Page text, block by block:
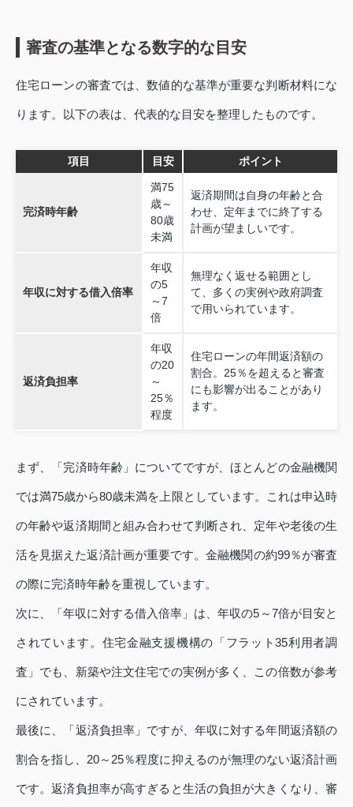
審査の基準となる数字的な目安
住宅ローンの審査では、数値的な基準が重要な判断材料にな
ります。以下の表は、代表的な目安を整理したものです。
項目 目安 ポイント
完済時年齢
満75
歳～
80歳
未満
返済期間は自身の年齢と合
わせ、定年までに終了する
計画が望ましいです。
年収に対する借入倍率
年収
の5
～7
倍
無理なく返せる範囲とし
て、多くの実例や政府調査
で用いられています。
返済負担率
年収
の20
～
25％
程度
住宅ローンの年間返済額の
割合。25％を超えると審査
にも影響が出ることがあり
ます。
まず、「完済時年齢」についてですが、ほとんどの金融機関
では満75歳から80歳未満を上限としています。これは申込時
の年齢や返済期間と組み合わせて判断され、定年や老後の生
活を見据えた返済計画が重要です。金融機関の約99％が審査
の際に完済時年齢を重視しています。
次に、「年収に対する借入倍率」は、年収の5～7倍が目安と
されています。住宅金融支援機構の「フラット35利用者調
査」でも、新築や注文住宅での実例が多く、この倍数が参考
にされています。
最後に、「返済負担率」ですが、年収に対する年間返済額の
割合を指し、20～25％程度に抑えるのが無理のない返済計画
です。返済負担率が高すぎると生活の負担が大きくなり、審